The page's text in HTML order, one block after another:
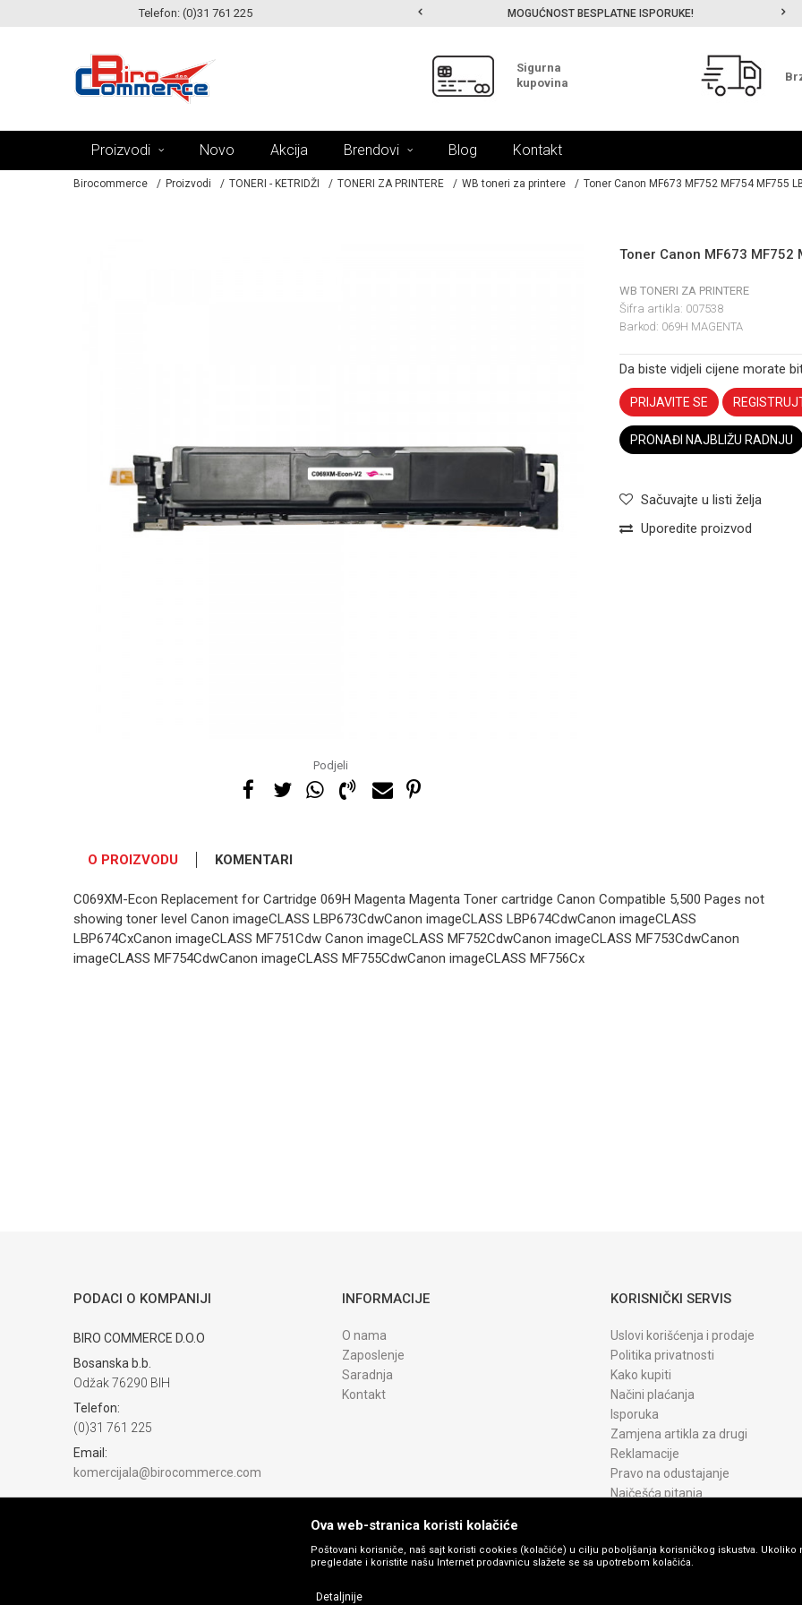
Telefon: (0)31 761 225
MOGUĆNOST ISPORUKE ZA 24H! MOGUĆNOST BESPLATNE ISPORUKE!
Sigurna
kupovina
Proizvodi Novo Akcija Brendovi Blog Kontakt
Birocommerce Proizvodi TONERI - KETRIDŽI TONERI ZA PRINTERE WB toneri za printere Toner Canon MF673 MF752 MF754 MF755
Podjeli
Toner Canon MF673 MF752
WB TONERI ZA PRINTERE
Šifra artikla: 007538
Barkod: 069H MAGENTA
Da biste vidjeli cijene morate
PRIJAVITE SE
PRONAĐI NAJBLIŽU RADNJU
Sačuvajte u listi želja
Uporedite proizvod
O PROIZVODU KOMENTARI
C069XM-Econ Replacement for Cartridge 069H Magenta Magenta Toner cartridge Canon Compatible 5,500 Pages not
showing toner level Canon imageCLASS LBP673CdwCanon imageCLASS LBP674CdwCanon imageCLASS
LBP674CxCanon imageCLASS MF751Cdw Canon imageCLASS MF752CdwCanon imageCLASS MF753CdwCanon
imageCLASS MF754CdwCanon imageCLASS MF755CdwCanon imageCLASS MF756Cx
WB TONERI ZA PRINTERE
Toner HP-
M552 M553
PODACI O KOMPANIJI
BIRO COMMERCE D.O.O
Bosanska b.b.
Odžak 76290 BIH
Telefon:
(0)31 761 225
Email:
komercijala@birocommerce.com
INFORMACIJE
O nama
Zaposlenje
Saradnja
Kontakt
KORISNIČKI SERVIS
Uslovi korišćenja i prodaje
Politika privatnosti
Kako kupiti
Načini plaćanja
Isporuka
Zamjena artikla za drugi
Reklamacije
Pravo na odustajanje
Najčešća pitanja
Ova web-stranica koristi kolačiće
Poštovani korisniče, naš sajt koristi cookies (kolačiće) u cilju poboljšanja korisničkog iskustva. Ukoliko
pregledate i koristite našu Internet prodavnicu slažete se sa upotrebom kolačića.
Detaljnije